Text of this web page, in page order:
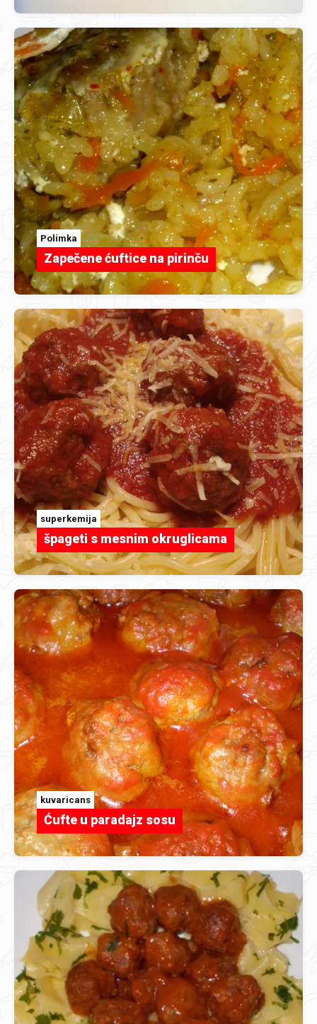
Polimka
Zapečene ćuftice na pirinču
superkemija
špageti s mesnim okruglicama
kuvaricans
Ćufte u paradajz sosu